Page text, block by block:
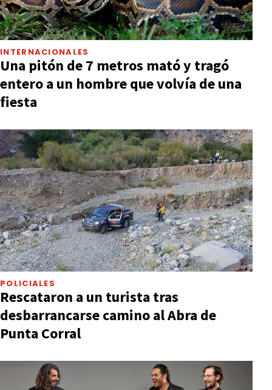
INTERNACIONALES
Una pitón de 7 metros mató y tragó
entero a un hombre que volvía de una
fiesta
POLICIALES
Rescataron a un turista tras
desbarrancarse camino al Abra de
Punta Corral